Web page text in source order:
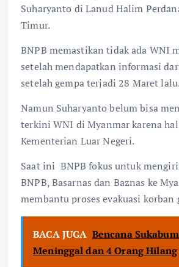
Suharyanto di Lanud Halim
Timur.
BNPB memastikan tidak ada WNI
setelah mendapatkan informasi
setelah gempa terjadi 28 Maret
Namun Suharyanto belum bisa
terkini WNI di Myanmar karena
Kementerian Luar Negeri.
Saat ini BNPB fokus untuk
BNPB, Basarnas dan Baznas ke
membantu proses evakuasi korban
BACA JUGA Bencana
Meninggal dan 4 Orang Hilang